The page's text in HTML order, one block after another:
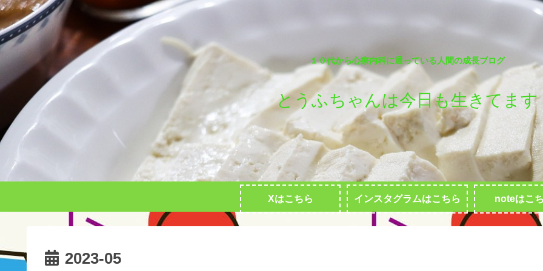
１０代から心療内科に通っている人間の成長ブログ
とうふちゃんは今日も生きてます
Xはこちら インスタグラムはこちら noteはこ
2023-05